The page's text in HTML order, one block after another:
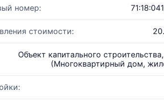
номер:
стоимости:
Объект капитального
(Многоквартирный дом,